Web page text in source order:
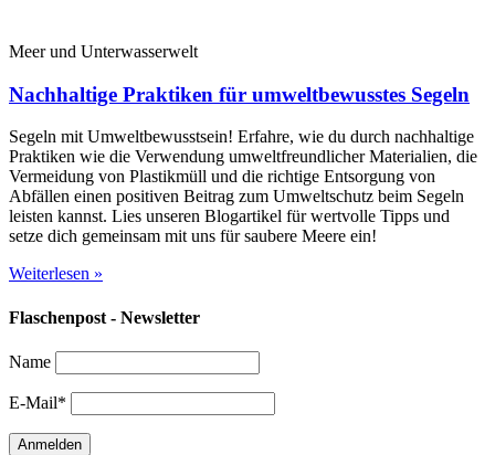
Meer und Unterwasserwelt
Nachhaltige Praktiken für umweltbewusstes Segeln
Segeln mit Umweltbewusstsein! Erfahre, wie du durch nachhaltige
Praktiken wie die Verwendung umweltfreundlicher Materialien, die
Vermeidung von Plastikmüll und die richtige Entsorgung von
Abfällen einen positiven Beitrag zum Umweltschutz beim Segeln
leisten kannst. Lies unseren Blogartikel für wertvolle Tipps und
setze dich gemeinsam mit uns für saubere Meere ein!
Weiterlesen »
Flaschenpost - Newsletter
Name
E-Mail*